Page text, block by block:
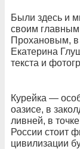
Были здесь и
своим
Прохановым, в
Екатерина
текста и
Курейка —
оазисе, в
ливней, в
России стоит
цивилизации